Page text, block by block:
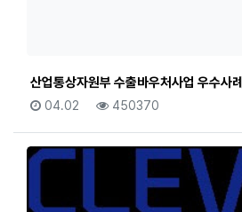
산업통상자원부 수출바우처사업 우수사
등록일
04.02 조회
450370